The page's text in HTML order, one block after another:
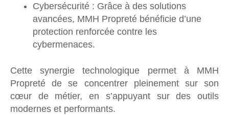
Cybersécurité : Grâce à des solutions
avancées, MMH Propreté bénéficie d’une
protection renforcée contre les
cybermenaces.
Cette synergie technologique permet à MMH
Propreté de se concentrer pleinement sur son
cœur de métier, en s’appuyant sur des outils
modernes et performants.